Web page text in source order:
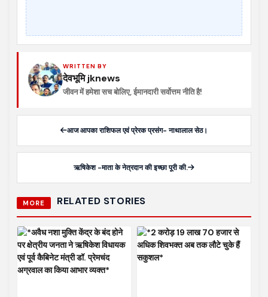
WRITTEN BY
देवभूमि jknews
जीवन में हमेशा सच बोलिए, ईमानदारी सर्वोत्तम नीति है!
आज आपका राशिफल एवं प्रेरक प्रसंग- नाथालाल सेठ।
ऋषिकेश -माता के नेत्रदान की इच्छा पूरी की.
MORE RELATED STORIES